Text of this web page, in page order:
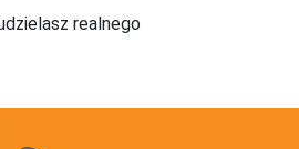
realnego